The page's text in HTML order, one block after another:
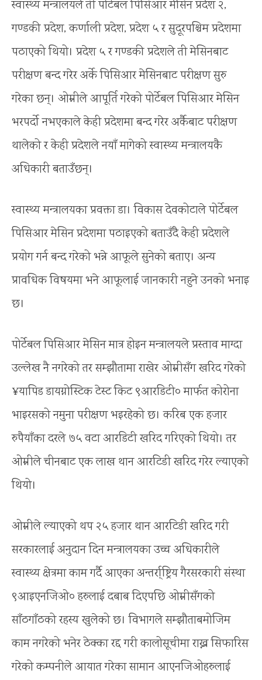
स्वास्थ्य मन्त्रालयले ती पोर्टेबल पिसिआर मेसिन प्रदेश २,
गण्डकी प्रदेश, कर्णाली प्रदेश, प्रदेश ५ र सुदूरपश्चिम प्रदेशमा
पठाएको थियो। प्रदेश ५ र गण्डकी प्रदेशले ती मेसिनबाट
परीक्षण बन्द गरेर अर्के पिसिआर मेसिनबाट परीक्षण सुरु
गरेका छन्। ओम्नीले आपूर्ति गरेको पोर्टेबल पिसिआर मेसिन
भरपर्दो नभएकाले केही प्रदेशमा बन्द गरेर अर्कैबाट परीक्षण
थालेको र केही प्रदेशले नयाँ मागेको स्वास्थ्य मन्त्रालयकै
अधिकारी बताउँछन्।
स्वास्थ्य मन्त्रालयका प्रवक्ता डा। विकास देवकोटाले पोर्टेबल
पिसिआर मेसिन प्रदेशमा पठाइएको बताउँदै केही प्रदेशले
प्रयोग गर्न बन्द गरेको भन्ने आफूले सुनेको बताए। अन्य
प्रावधिक विषयमा भने आफूलाई जानकारी नहुने उनको भनाइ
छ।
पोर्टेबल पिसिआर मेसिन मात्र होइन मन्त्रालयले प्रस्ताव माग्दा
उल्लेख नै नगरेको तर सम्झौतामा राखेर ओम्नीसँग खरिद गरेको
¥यापिड डायग्नोस्टिक टेस्ट किट ९आरडिटी० मार्फत कोरोना
भाइरसको नमुना परीक्षण भइरहेको छ। करिब एक हजार
रुपैयाँका दरले ७५ वटा आरडिटी खरिद गरिएको थियो। तर
ओम्नीले चीनबाट एक लाख थान आरटिडी खरिद गरेर ल्याएको
थियो।
ओम्नीले ल्याएको थप २५ हजार थान आरटिडी खरिद गरी
सरकारलाई अनुदान दिन मन्त्रालयका उच्च अधिकारीले
स्वास्थ्य क्षेत्रमा काम गर्दै आएका अन्तर्रा्ष्ट्रिय गैरसरकारी संस्था
९आइएनजिओ० हरुलाई दबाब दिएपछि ओम्नीसँगको
साँठगाँठको रहस्य खुलेको छ। विभागले सम्झौताबमोजिम
काम नगरेको भनेर ठेक्का रद्द गरी कालोसूचीमा राख्न सिफारिस
गरेको कम्पनीले आयात गरेका सामान आएनजिओहरुलाई